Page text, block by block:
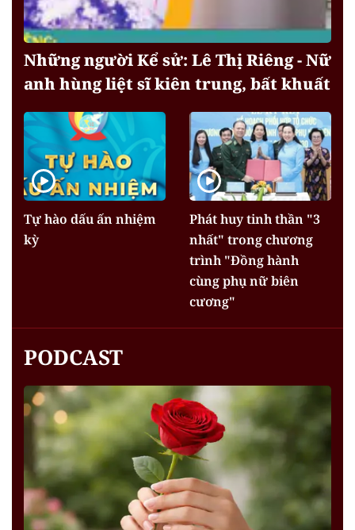
Những người Kể sử: Lê Thị Riêng - Nữ
anh hùng liệt sĩ kiên trung, bất khuất
Tự hào dấu ấn nhiệm
kỳ
Phát huy tinh thần "3
nhất" trong chương
trình "Đồng hành
cùng phụ nữ biên
cương"
PODCAST